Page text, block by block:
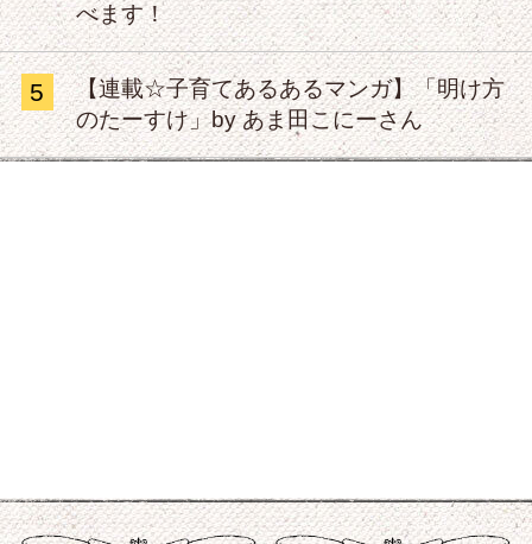
べます！
5
【連載☆子育てあるあるマンガ】「明け方
のたーすけ」by あま田こにーさん